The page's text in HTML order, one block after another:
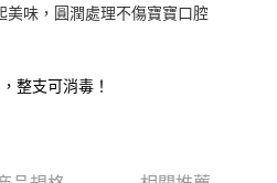
付你分期」於每月結算日後寄送繳費提
「超商條碼／台灣大直營門市／銀行轉
等通路繳費。
使用本公司帳單繳交帳款。
後付」後，將跳轉至「AFTEE先享後付」
後，即可完成結帳。
費通知簡訊。
上)免運費
美味，圓潤處理不傷寶寶口腔
整支可消毒！